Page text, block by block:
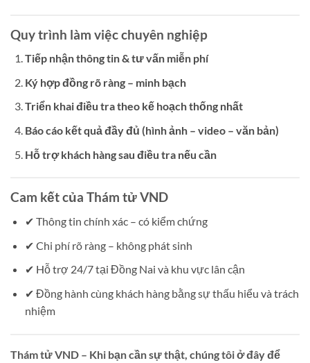
Quy trình làm việc chuyên nghiệp
Tiếp nhận thông tin & tư vấn miễn phí
Ký hợp đồng rõ ràng – minh bạch
Triển khai điều tra theo kế hoạch thống nhất
Báo cáo kết quả đầy đủ (hình ảnh – video – văn bản)
Hỗ trợ khách hàng sau điều tra nếu cần
Cam kết của Thám tử VND
✔ Thông tin chính xác – có kiểm chứng
✔ Chi phí rõ ràng – không phát sinh
✔ Hỗ trợ 24/7 tại Đồng Nai và khu vực lân cận
✔ Đồng hành cùng khách hàng bằng sự thấu hiểu và trách
nhiệm
Thám tử VND – Khi bạn cần sự thật, chúng tôi ở đây để